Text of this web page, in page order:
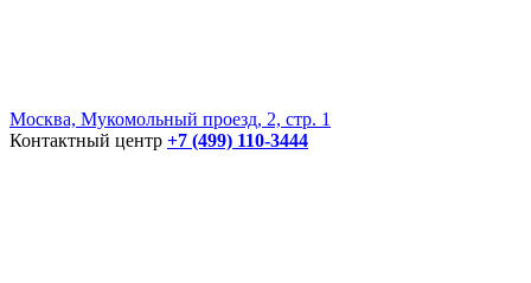
Москва, Мукомольный проезд, 2, стр. 1
Контактный центр +7 (499) 110-3444